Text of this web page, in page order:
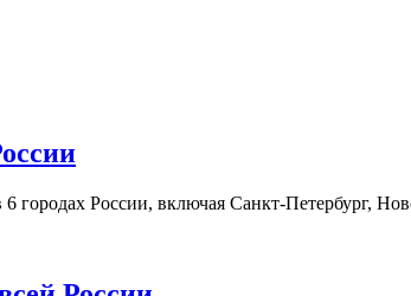
городах России, включая Санкт-Петербург,